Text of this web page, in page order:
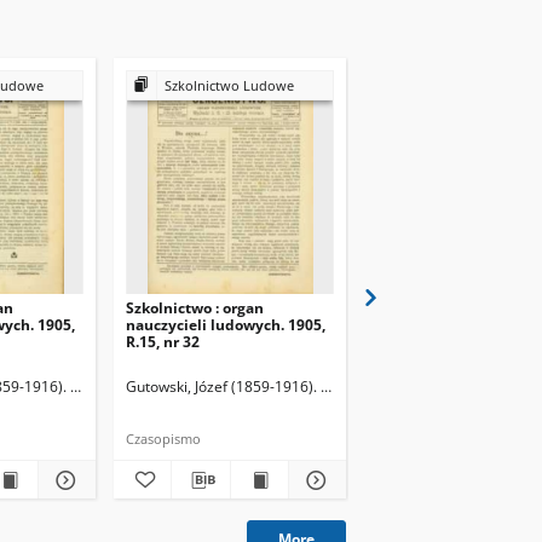
1905,
1916). Redaktor
Szkolnictwo Ludowe
Szkolnictwo : organ
nauczycieli ludowych. 1905,
R.15, nr 32
Gutowski, Józef (1859-1916). Redaktor
Czasopismo